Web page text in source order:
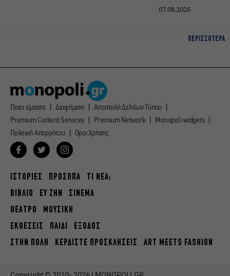
07.08.2026
ΠΕΡΙΣΣΟΤΕΡΑ
Ποιοι είμαστε Διαφήμιση
Αποστολή Δελτίων Τύπου
Premium Content Services
Premium Network
Monopoli widgets
Πολιτική Απορρήτου
Οροι Χρήσης
ΙΣΤΟΡΙΕΣ ΠΡΟΣΩΠΑ
ΤΙ ΝΕΑ;
ΒΙΒΛΙΟ
ΕΥ ΖΗΝ
ΣΙΝΕΜΑ
ΘΕΑΤΡΟ
ΜΟΥΣΙΚΗ
ΕΚΘΕΣΕΙΣ
ΠΑΙΔΙ
ΕΞΟΔΟΣ
ΣΤΗΝ ΠΟΛΗ
ΚΕΡΔΙΣΤΕ ΠΡΟΣΚΛΗΣΕΙΣ ART MEETS FASHION